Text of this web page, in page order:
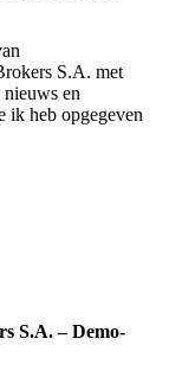
S.A. met
en
ik heb opgegeven
S.A. – Demo-